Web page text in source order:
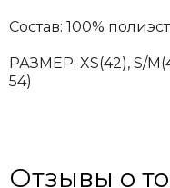
Состав: 100%
РАЗМЕР: XS(42), S/
54)
Отзывы о